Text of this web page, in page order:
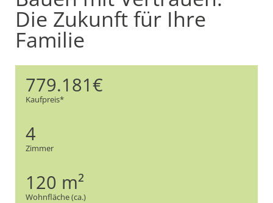
Die Zukunft für Ihre
Familie
779.181€
Kaufpreis*
4
Zimmer
120 m²
Wohnfläche (ca.)